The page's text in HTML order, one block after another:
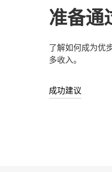
准备通
了解如何成为优
多收入。
成功建议